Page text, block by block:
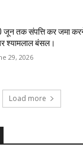
जून तक संपत्ति कर जमा
श्यामलाल बंसल।
29, 2026
Load more